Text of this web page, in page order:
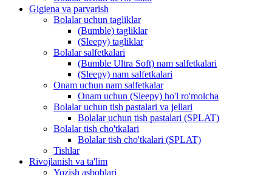
Gigiena va parvarish
Bolalar uchun tagliklar
(Bumble) tagliklar
(Sleepy) tagliklar
Bolalar salfetkalari
(Bumble Ultra Soft) nam salfetkalari
(Sleepy) nam salfetkalari
Onam uchun nam salfetkalar
Onam uchun (Sleepy) ho'l ro'molcha
Bolalar uchun tish pastalari va jellari
Bolalar uchun tish pastalari (SPLAT)
Bolalar tish cho'tkalari
Bolalar tish cho'tkalari (SPLAT)
Tishlar
Rivojlanish va ta'lim
Yozish asboblari